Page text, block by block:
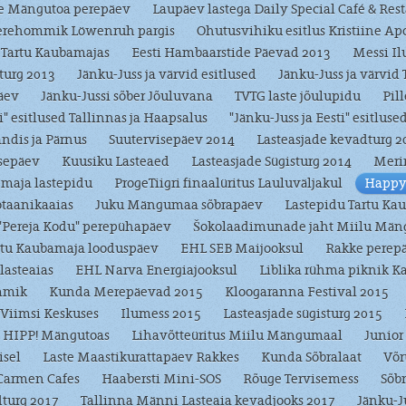
Mängutoa perepäev
Laupäev lastega Daily Special Café &
Löwenruh pargis
Ohutusvihiku esitlus Kristiine
Kaubamajas
Eesti Hambaarstide Päevad 2013
Messi
2013
Jänku-Juss ja värvid esitlused
Jänku-Juss ja värvid
Jänku-Jussi sõber Jõuluvana TVTG laste jõulupidu
esitlused Tallinnas ja Haapsalus
"Jänku-Juss ja Eesti"
ja Pärnus
Suutervisepäev 2014
Lasteasjade kevadturg
Kuusiku Lasteaed Lasteasjade Sügisturg 2014
lastepidu
ProgeTiigri finaalüritus Lauluväljakul
Juku Mängumaa sõbrapäev
Lastepidu Tartu
Kodu" perepühapäev
Šokolaadimunade jaht Miilu
Kaubamaja looduspäev
EHL SEB Maijooksul
Rakke
EHL Narva Energiajooksul
Liblika rühma piknik
Kunda Merepäevad 2015
Kloogaranna Festival 2015
Keskuses
Ilumess 2015 Lasteasjade sügisturg 2015
Mängutoas
Lihavõtteüritus Miilu Mängumaal
Junior
Laste Maastikurattapäev Rakkes Kunda Sõbralaat
Cafes
Haabersti Mini-SOS Rõuge Tervisemess
2017
Tallinna Männi Lasteaia kevadjooks 2017 Jänku-